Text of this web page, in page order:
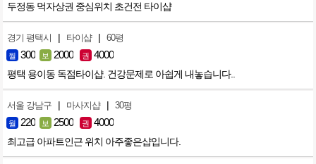
두정동 먹자상권 중심위치 초건전 타이샵
경기 평택시 | 타이샵 | 60평
월 300 보 2000 권 4000
평택 용이동 독점타이샵. 건강문제로 아쉽게 내놓습니다..
서울 강남구 | 마사지샵 | 30평
월 220 보 2500 권 4000
최고급 아파트인근 위치 아주좋은샵입니다.